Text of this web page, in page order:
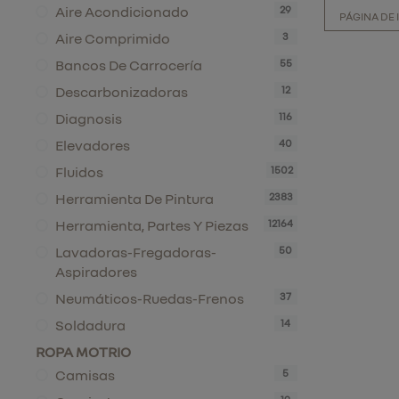
Aire Acondicionado
29
Aire Comprimido 3
Bancos De Carrocería 55
Descarbonizadoras 12
Diagnosis 116
Elevadores 40
Fluidos 1502
Herramienta De Pintura 2383
Herramienta, Partes Y Piezas 12164
Lavadoras-Fregadoras-
Aspiradores
50
Neumáticos-Ruedas-Frenos 37
Soldadura 14
ROPA MOTRIO
Camisas
5
PÁGINA DE